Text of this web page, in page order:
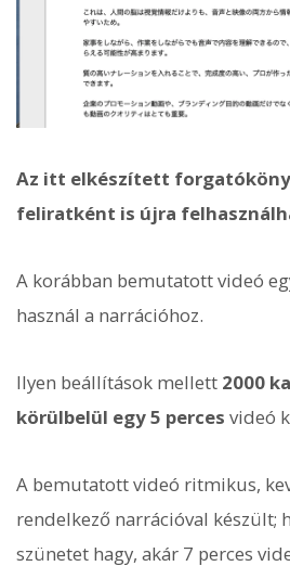
Az itt elkészített
feliratként is újra
A korábban bemutatott videó
használ a narrációhoz.
Ilyen beállítások mellett 2000
körülbelül egy 5 perces videó
A bemutatott videó ritmikus,
rendelkező narrációval készült;
szünetet hagy, akár 7 perces